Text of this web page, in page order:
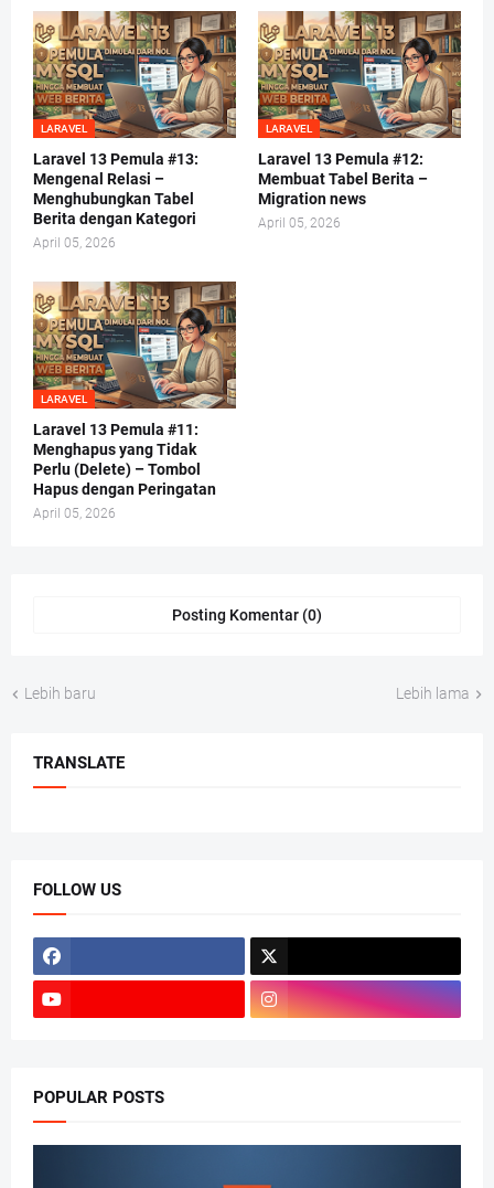
LARAVEL
Laravel 13 Pemula #13:
Mengenal Relasi –
Menghubungkan Tabel
Berita dengan Kategori
April 05, 2026
LARAVEL
Laravel 13 Pemula #12:
Membuat Tabel Berita –
Migration news
April 05, 2026
LARAVEL
Laravel 13 Pemula #11:
Menghapus yang Tidak
Perlu (Delete) – Tombol
Hapus dengan Peringatan
April 05, 2026
Posting Komentar (0)
Lebih baru Lebih lama
TRANSLATE
FOLLOW US
POPULAR POSTS